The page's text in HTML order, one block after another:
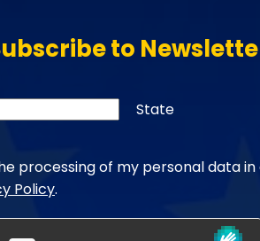
to
State
processing of my personal data
Policy.